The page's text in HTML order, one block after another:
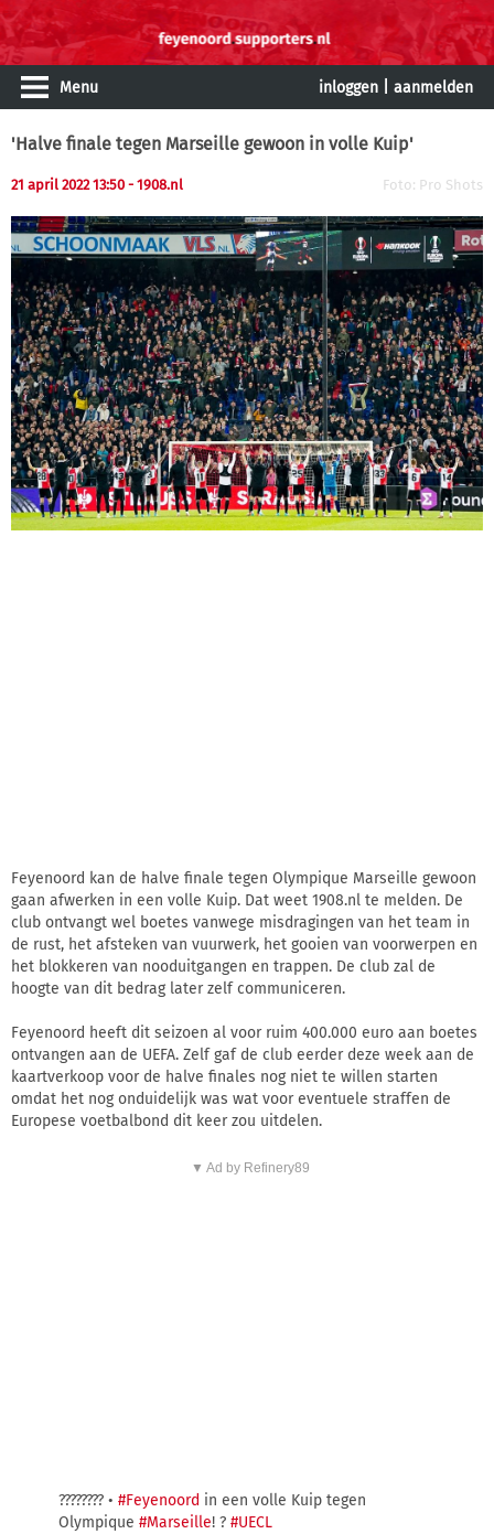
Menu inloggen aanmelden
'Halve finale tegen Marseille gewoon in volle Kuip'
21 april 2022 13:50 - 1908.nl Foto: Pro Shots
Feyenoord kan de halve finale tegen Olympique Marseille gewoon
gaan afwerken in een volle Kuip. Dat weet 1908.nl te melden. De
club ontvangt wel boetes vanwege misdragingen van het team in
de rust, het afsteken van vuurwerk, het gooien van voorwerpen en
het blokkeren van nooduitgangen en trappen. De club zal de
hoogte van dit bedrag later zelf communiceren.
Feyenoord heeft dit seizoen al voor ruim 400.000 euro aan boetes
ontvangen aan de UEFA. Zelf gaf de club eerder deze week aan de
kaartverkoop voor de halve finales nog niet te willen starten
omdat het nog onduidelijk was wat voor eventuele straffen de
Europese voetbalbond dit keer zou uitdelen.
▼ Ad by Refinery89
???????? • #Feyenoord in een volle Kuip tegen
Olympique #Marseille! ? #UECL